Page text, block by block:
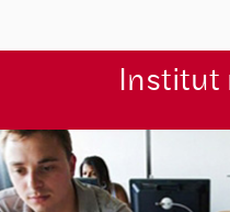
Institut